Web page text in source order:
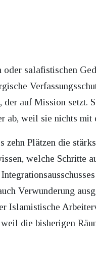
salafistischen
auf Mission setzt.
ab, weil sie nichts mit
Plätzen die
welche Schritte
Verwunderung
Islamistische
die bisherigen